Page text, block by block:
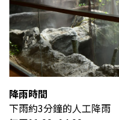
降雨時間
下雨約3分鐘的人工降雨